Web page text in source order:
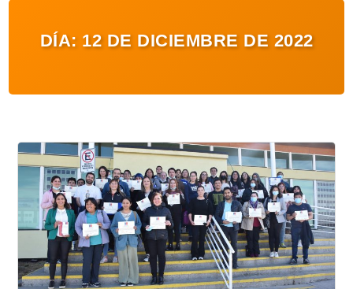
ENTRETENIMIENTO Y CULTURA
AUDIOS
VIDEOS
GALERIA DE FOTOS
APP MÓVIL
DÍA: 12 DE DICIEMBRE DE 2022